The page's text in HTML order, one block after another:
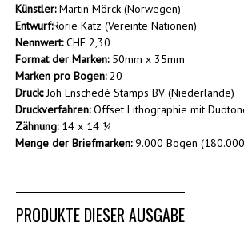
Künstler:Martin Mörck (Norwegen)
Entwurf:Rorie Katz (Vereinte Nationen)
Nennwert:CHF 2,30
Format der Marken:50mm x 35mm
Marken pro Bogen:20
Druck:Joh Enschedé Stamps BV (Niederlande)
Druckverfahren:Offset Lithographie mit
Zähnung:14 x 14 ¼
Menge der Briefmarken:9.000 Bogen
PRODUKTE DIESER AUSGABE